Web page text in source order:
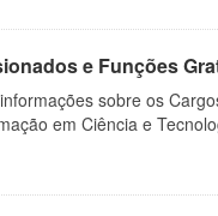
e Funções
sobre os
em Ciência e